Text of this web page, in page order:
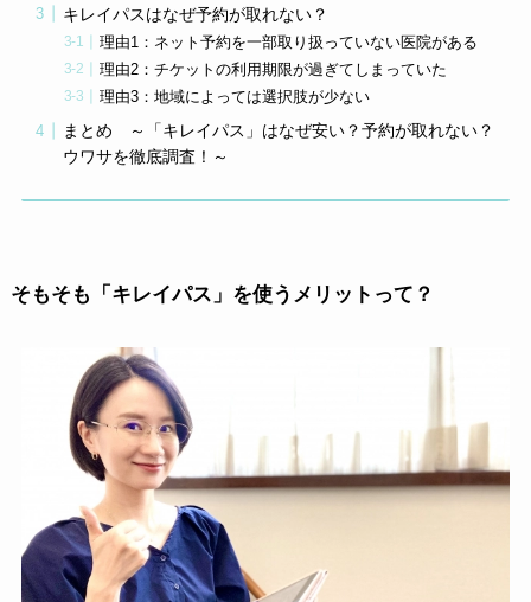
キレイパスはなぜ予約が取れない？
理由1：ネット予約を一部取り扱っていない医院がある
理由2：チケットの利用期限が過ぎてしまっていた
理由3：地域によっては選択肢が少ない
まとめ ～「キレイパス」はなぜ安い？予約が取れない？
ウワサを徹底調査！～
そもそも「キレイパス」を使うメリットって？